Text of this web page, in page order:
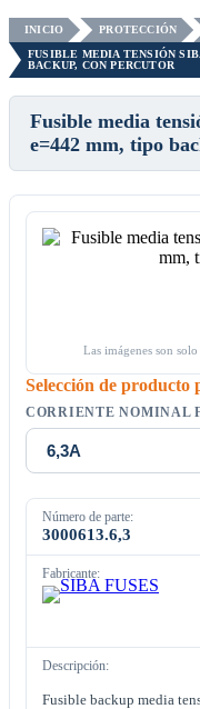
INICIO PROTECCIÓN
FUSIBLE MEDIA TENSIÓN
BACKUP, CON PERCUTOR
Fusible media
e=442 mm, tipo
Las imágenes son
Selección de producto
CORRIENTE NOMINAL
Número de parte:
3000613.6,3
Fabricante:
Descripción:
Fusible backup media